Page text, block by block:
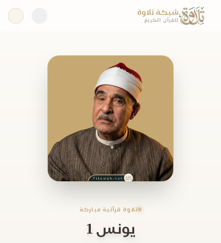
شبكة تلاوة
للقرآن الكريم
تلاوة قرآنية مباركة
يونس 1